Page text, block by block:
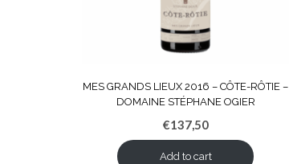
MES GRANDS LIEUX 2016 – CÔTE-RÔTIE –
DOMAINE STÉPHANE OGIER
€137,50
Add to cart